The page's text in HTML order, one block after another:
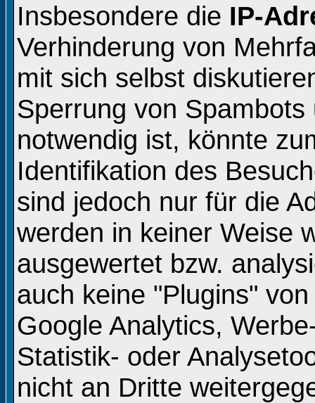
Insbesondere die IP-
Verhinderung von
mit sich selbst
Sperrung von
notwendig ist, könnte
Identifikation des
sind jedoch nur für die
werden in keiner Weise
ausgewertet bzw.
auch keine "Plugins"
Google Analytics,
Statistik- oder
nicht an Dritte